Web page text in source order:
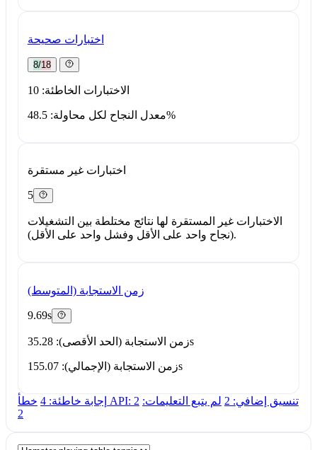
اختبارات صحيحة
8/18
الاختبارات الخاطئة: 10
معدل النجاح لكل محاولة: 48.5%
اختبارات غير مستقرة
5
الاختبارات غير المستقرة لها نتائج مختلطة بين التشغيلات
(نجاح واحد على الأقل وفشل واحد على الأقل).
زمن الاستجابة (المتوسط)
9.69s
زمن الاستجابة (الحد الأقصى): 35.28s
زمن الاستجابة (الإجمالي): 155.07s
إجابة خاطئة: 4 خطأ API: 2 تنسيق إضافي: 2
لم يتبع التعليمات:
2